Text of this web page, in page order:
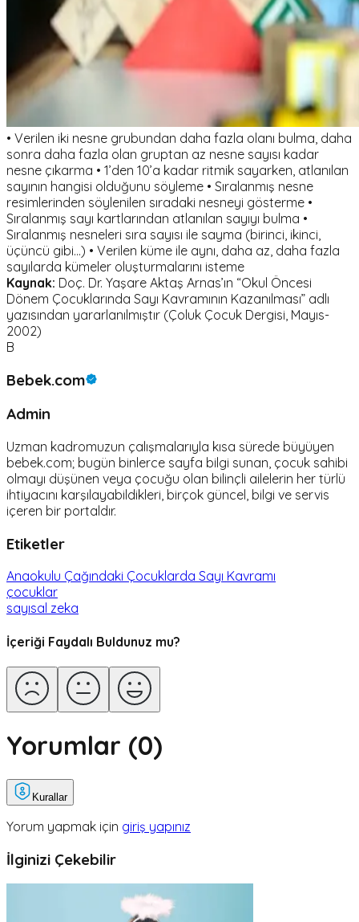
• Verilen iki nesne grubundan daha fazla olanı bulma, daha
sonra daha fazla olan gruptan az nesne sayısı kadar
nesne çıkarma • 1’den 10’a kadar ritmik sayarken, atlanılan
sayının hangisi olduğunu söyleme • Sıralanmış nesne
resimlerinden söylenilen sıradaki nesneyi gösterme •
Sıralanmış sayı kartlarından atlanılan sayıyı bulma •
Sıralanmış nesneleri sıra sayısı ile sayma (birinci, ikinci,
üçüncü gibi...) • Verilen küme ile aynı, daha az, daha fazla
sayılarda kümeler oluşturmalarını isteme
Kaynak: Doç. Dr. Yaşare Aktaş Arnas’ın “Okul Öncesi
Dönem Çocuklarında Sayı Kavramının Kazanılması” adlı
yazısından yararlanılmıştır (Çoluk Çocuk Dergisi, Mayıs-
2002)
B
Bebek.com
Admin
Uzman kadromuzun çalışmalarıyla kısa sürede büyüyen
bebek.com; bugün binlerce sayfa bilgi sunan, çocuk sahibi
olmayı düşünen veya çocuğu olan bilinçli ailelerin her türlü
ihtiyacını karşılayabildikleri, birçok güncel, bilgi ve servis
içeren bir portaldır.
Etiketler
Anaokulu Çağındaki Çocuklarda Sayı Kavramı
çocuklar
sayısal zeka
İçeriği Faydalı Buldunuz mu?
Yorumlar (0)
Kurallar
Yorum yapmak için giriş yapınız
İlginizi Çekebilir